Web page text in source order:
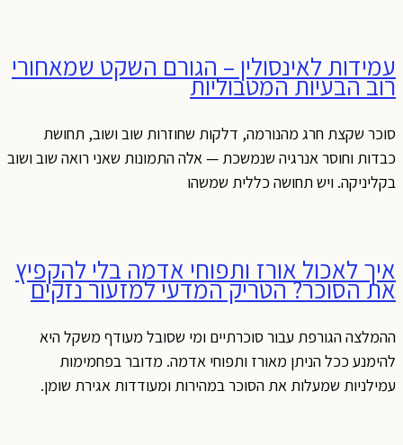
עמידות לאינסולין – הגורם השקט שמאחורי
רוב הבעיות המטבוליות
סוכר שקצת חרג מהנורמה, דלקות שחוזרות שוב ושוב, תחושת
כבדות וחוסר אנרגיה שנמשכת — אלה התמונות שאני רואה שוב ושוב
בקליניקה. ויש תחושה כללית שמשהו
איך לאכול אורז ותפוחי אדמה בלי להקפיץ
את הסוכר? הטריק המדעי למזעור נזקים
ההמלצה הגורפת עבור סוכרתיים ומי שסובל מעודף משקל היא
להימנע ככל הניתן מאורז ותפוחי אדמה. מדובר בפחמימות
עמילניות שמעלות את הסוכר במהירות ומעודדות אגירת שומן.